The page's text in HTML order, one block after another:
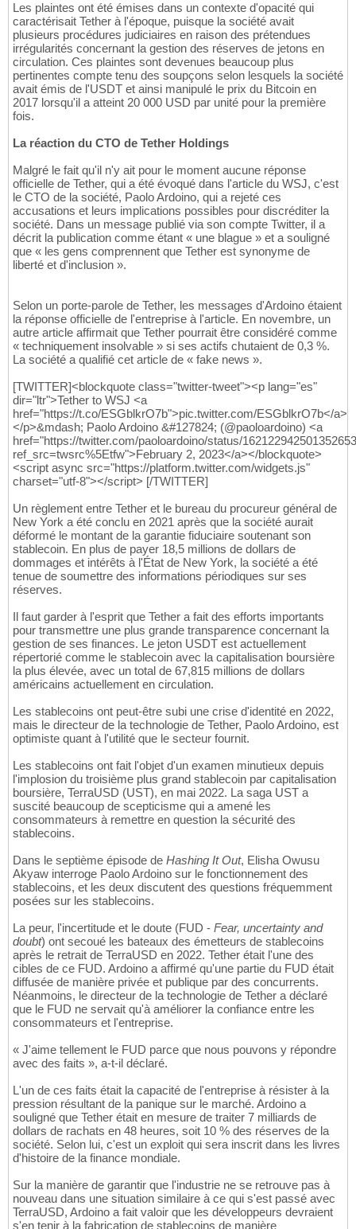
Les plaintes ont été émises dans un contexte d'opacité qui
caractérisait Tether à l'époque, puisque la société avait
plusieurs procédures judiciaires en raison des prétendues
irrégularités concernant la gestion des réserves de jetons en
circulation. Ces plaintes sont devenues beaucoup plus
pertinentes compte tenu des soupçons selon lesquels la société
avait émis de l'USDT et ainsi manipulé le prix du Bitcoin en
2017 lorsqu'il a atteint 20 000 USD par unité pour la première
fois.
La réaction du CTO de Tether Holdings
Malgré le fait qu'il n'y ait pour le moment aucune réponse
officielle de Tether, qui a été évoqué dans l'article du WSJ, c'est
le CTO de la société, Paolo Ardoino, qui a rejeté ces
accusations et leurs implications possibles pour discréditer la
société. Dans un message publié via son compte Twitter, il a
décrit la publication comme étant « une blague » et a souligné
que « les gens comprennent que Tether est synonyme de
liberté et d'inclusion ».
Selon un porte-parole de Tether, les messages d'Ardoino étaient
la réponse officielle de l'entreprise à l'article. En novembre, un
autre article affirmait que Tether pourrait être considéré comme
« techniquement insolvable » si ses actifs chutaient de 0,3 %.
La société a qualifié cet article de « fake news ».
[TWITTER]<blockquote class="twitter-tweet"><p lang="es"
dir="ltr">Tether to WSJ <a
href="https://t.co/ESGblkrO7b">pic.twitter.com/ESGblkrO7b</a>
</p>&mdash; Paolo Ardoino &#127824; (@paoloardoino) <a
href="https://twitter.com/paoloardoino/status/
ref_src=twsrc%5Etfw">February 2, 2023</a></blockquote>
<script async src="https://platform.twitter.com/widgets.js"
charset="utf-8"></script> [/TWITTER]
Un règlement entre Tether et le bureau du procureur général de
New York a été conclu en 2021 après que la société aurait
déformé le montant de la garantie fiduciaire soutenant son
stablecoin. En plus de payer 18,5 millions de dollars de
dommages et intérêts à l'État de New York, la société a été
tenue de soumettre des informations périodiques sur ses
réserves.
Il faut garder à l'esprit que Tether a fait des efforts importants
pour transmettre une plus grande transparence concernant la
gestion de ses finances. Le jeton USDT est actuellement
répertorié comme le stablecoin avec la capitalisation boursière
la plus élevée, avec un total de 67,815 millions de dollars
américains actuellement en circulation.
Les stablecoins ont peut-être subi une crise d'identité en 2022,
mais le directeur de la technologie de Tether, Paolo Ardoino, est
optimiste quant à l'utilité que le secteur fournit.
Les stablecoins ont fait l'objet d'un examen minutieux depuis
l'implosion du troisième plus grand stablecoin par capitalisation
boursière, TerraUSD (UST), en mai 2022. La saga UST a
suscité beaucoup de scepticisme qui a amené les
consommateurs à remettre en question la sécurité des
stablecoins.
Dans le septième épisode de Hashing It Out, Elisha Owusu
Akyaw interroge Paolo Ardoino sur le fonctionnement des
stablecoins, et les deux discutent des questions fréquemment
posées sur les stablecoins.
La peur, l'incertitude et le doute (FUD - Fear, uncertainty and
doubt) ont secoué les bateaux des émetteurs de stablecoins
après le retrait de TerraUSD en 2022. Tether était l'une des
cibles de ce FUD. Ardoino a affirmé qu'une partie du FUD était
diffusée de manière privée et publique par des concurrents.
Néanmoins, le directeur de la technologie de Tether a déclaré
que le FUD ne servait qu'à améliorer la confiance entre les
consommateurs et l'entreprise.
« J'aime tellement le FUD parce que nous pouvons y répondre
avec des faits », a-t-il déclaré.
L'un de ces faits était la capacité de l'entreprise à résister à la
pression résultant de la panique sur le marché. Ardoino a
souligné que Tether était en mesure de traiter 7 milliards de
dollars de rachats en 48 heures, soit 10 % des réserves de la
société. Selon lui, c'est un exploit qui sera inscrit dans les livres
d'histoire de la finance mondiale.
Sur la manière de garantir que l'industrie ne se retrouve pas à
nouveau dans une situation similaire à ce qui s'est passé avec
TerraUSD, Ardoino a fait valoir que les développeurs devraient
s'en tenir à la fabrication de stablecoins de manière